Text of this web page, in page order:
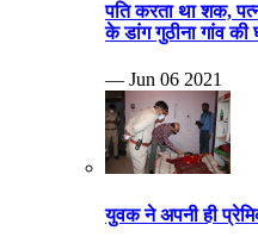
पति करता था शक,
के डांग गुठीना गांव की
— Jun 06 2021
युवक ने अपनी ही